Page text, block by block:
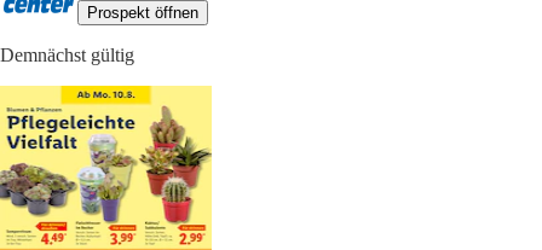
Prospekt öffnen
Demnächst gültig